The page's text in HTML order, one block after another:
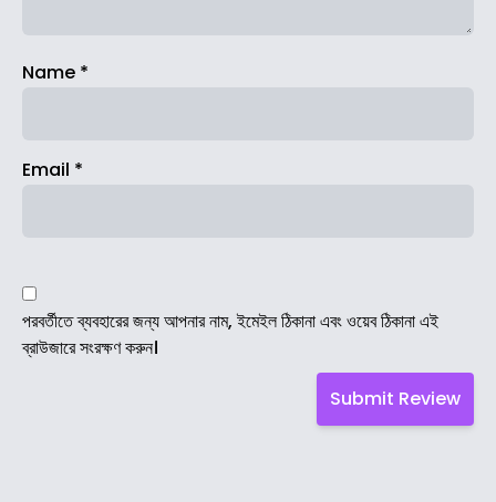
Name *
Email *
পরবর্তীতে ব্যবহারের জন্য আপনার নাম, ইমেইল ঠিকানা এবং ওয়েব ঠিকানা এই
ব্রাউজারে সংরক্ষণ করুন।